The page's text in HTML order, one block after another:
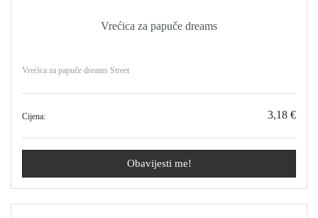
Vrećica za papuče dreams
Vrećica za papuče dreams Street
Cijena: 3,18 €
Obavijesti me!